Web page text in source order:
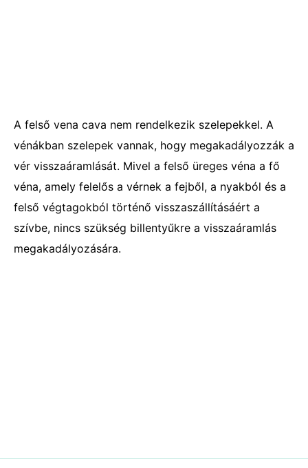
A felső vena cava nem rendelkezik szelepekkel. A
vénákban szelepek vannak, hogy megakadályozzák a
vér visszaáramlását. Mivel a felső üreges véna a fő
véna, amely felelős a vérnek a fejből, a nyakból és a
felső végtagokból történő visszaszállításáért a
szívbe, nincs szükség billentyűkre a visszaáramlás
megakadályozására.